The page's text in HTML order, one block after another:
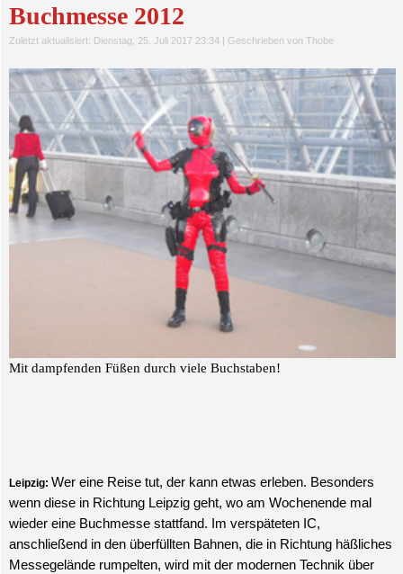
Buchmesse 2012
Zuletzt aktualisiert: Dienstag, 25. Juli 2017 23:34| Geschrieben von Thobe
Mit dampfenden Füßen durch viele Buchstaben!
Leipzig: Wer eine Reise tut, der kann etwas erleben. Besonders
wenn diese in Richtung Leipzig geht, wo am Wochenende mal
wieder eine Buchmesse stattfand. Im verspäteten IC,
anschließend in den überfüllten Bahnen, die in Richtung häßliches
Messegelände rumpelten, wird mit der modernen Technik über